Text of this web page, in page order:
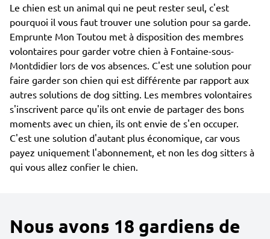
Le chien est un animal qui ne peut rester seul, c'est
pourquoi il vous faut trouver une solution pour sa garde.
Emprunte Mon Toutou met à disposition des membres
volontaires pour garder votre chien à Fontaine-sous-
Montdidier lors de vos absences. C'est une solution pour
faire garder son chien qui est différente par rapport aux
autres solutions de dog sitting. Les membres volontaires
s'inscrivent parce qu'ils ont envie de partager des bons
moments avec un chien, ils ont envie de s'en occuper.
C'est une solution d'autant plus économique, car vous
payez uniquement l'abonnement, et non les dog sitters à
qui vous allez confier le chien.
Nous avons 18 gardiens de